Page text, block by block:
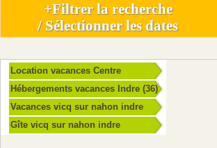
Location vacances Centre
Hébergements vacances Indre (36)
Vacances vicq sur nahon indre
Gîte vicq sur nahon indre
+Filtrer la recherche
/ Sélectionner les dates